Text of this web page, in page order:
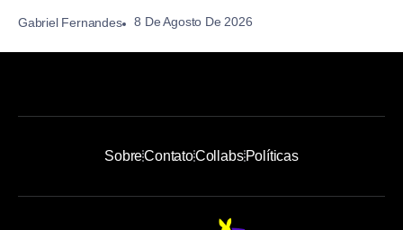
Gabriel Fernandes 8 De Agosto De 2026
SobreContatoCollabsPolíticas